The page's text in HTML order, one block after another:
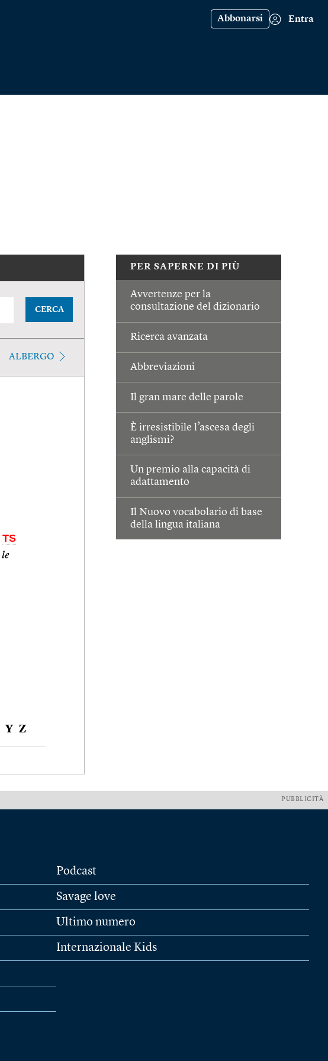
Abbonarsi Entra
PER SAPERNE DI PIÙ
Avvertenze per la
consultazione del dizionario
Ricerca avanzata
Abbreviazioni
Il gran mare delle parole
È irresistibile l’ascesa degli
anglismi?
Un premio alla capacità di
adattamento
Il Nuovo vocabolario di base
della lingua italiana
CERCA
ALBERGO
TS
le
Y Z
PUBBLICITÀ
Podcast
Savage love
Ultimo numero
Internazionale Kids